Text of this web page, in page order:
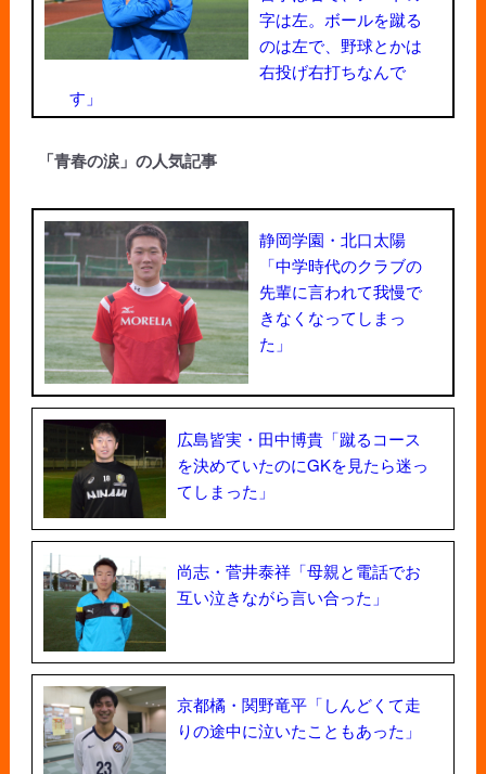
字は左。ボールを蹴る
のは左で、野球とかは
右投げ右打ちなんで
す」
「青春の涙」の人気記事
静岡学園・北口太陽
「中学時代のクラブの
先輩に言われて我慢で
きなくなってしまっ
た」
広島皆実・田中博貴「蹴るコース
を決めていたのにGKを見たら迷っ
てしまった」
尚志・菅井泰祥「母親と電話でお
互い泣きながら言い合った」
京都橘・関野竜平「しんどくて走
りの途中に泣いたこともあった」